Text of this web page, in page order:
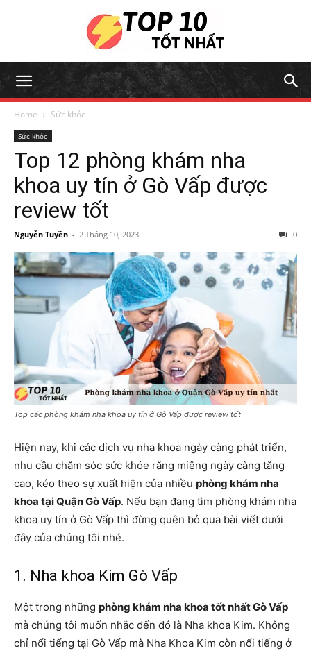
Home Sức khỏe
Sức khỏe
Top 12 phòng khám nha
khoa uy tín ở Gò Vấp được
review tốt
Nguyễn Tuyền - 2 Tháng 10, 2023 0
Top các phòng khám nha khoa uy tín ở Gò Vấp được review tốt
Hiện nay, khi các dịch vụ nha khoa ngày càng phát triển,
nhu cầu chăm sóc sức khỏe răng miệng ngày càng tăng
cao, kéo theo sự xuất hiện của nhiều phòng khám nha
khoa tại Quận Gò Vấp. Nếu bạn đang tìm phòng khám nha
khoa uy tín ở Gò Vấp thì đừng quên bỏ qua bài viết dưới
đây của chúng tôi nhé.
1. Nha khoa Kim Gò Vấp
Một trong những phòng khám nha khoa tốt nhất Gò Vấp
mà chúng tôi muốn nhắc đến đó là Nha khoa Kim. Không
chỉ nổi tiếng tại Gò Vấp mà Nha Khoa Kim còn nổi tiếng ở